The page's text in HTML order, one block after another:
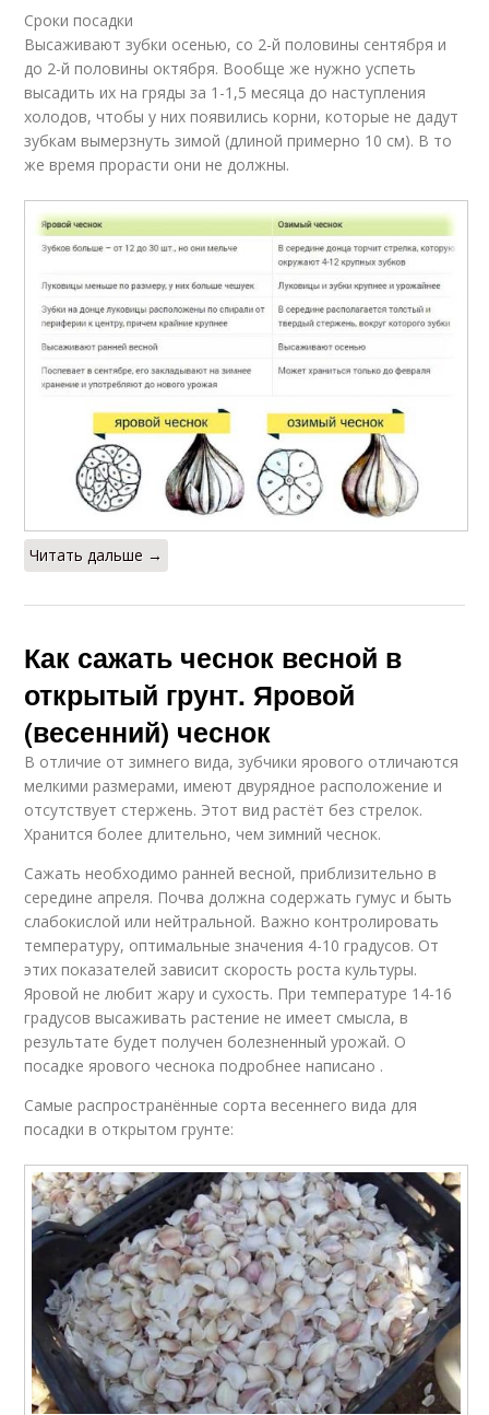
Сроки посадки
Высаживают зубки осенью, со 2-й половины сентября и
до 2-й половины октября. Вообще же нужно успеть
высадить их на гряды за 1-1,5 месяца до наступления
холодов, чтобы у них появились корни, которые не дадут
зубкам вымерзнуть зимой (длиной примерно 10 см). В то
же время прорасти они не должны.
Читать дальше →
Как сажать чеснок весной в
открытый грунт. Яровой
(весенний) чеснок
В отличие от зимнего вида, зубчики ярового отличаются
мелкими размерами, имеют двурядное расположение и
отсутствует стержень. Этот вид растёт без стрелок.
Хранится более длительно, чем зимний чеснок.
Сажать необходимо ранней весной, приблизительно в
середине апреля. Почва должна содержать гумус и быть
слабокислой или нейтральной. Важно контролировать
температуру, оптимальные значения 4-10 градусов. От
этих показателей зависит скорость роста культуры.
Яровой не любит жару и сухость. При температуре 14-16
градусов высаживать растение не имеет смысла, в
результате будет получен болезненный урожай. О
посадке ярового чеснока подробнее написано .
Самые распространённые сорта весеннего вида для
посадки в открытом грунте: